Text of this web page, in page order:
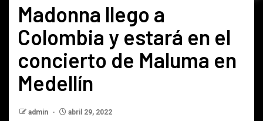
Madonna llego a
Colombia y estará en el
concierto de Maluma en
Medellín
admin abril 29, 2022